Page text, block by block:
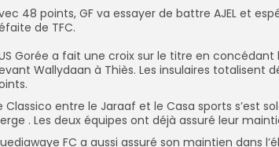
48 points, GF va essayer de battre AJEL et
de TFC.
Gorée a fait une croix sur le titre en concédant
Wallydaan à Thiès. ‎Les insulaires totalisent
Classico entre le Jaraaf et le Casa sports s’est
. Les deux équipes ont déjà assuré leur
FC a aussi assuré son maintien dans